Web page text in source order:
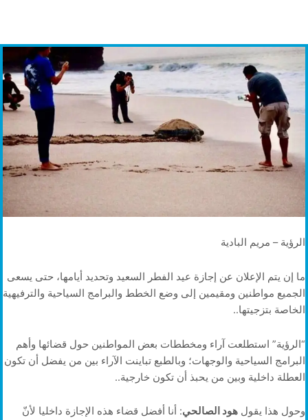
الرؤية – مريم البادية
ما إن يتم الإعلان عن إجازة عيد الفطر السعيد وتحديد أيامها، حتى يسعى
الجميع مواطنين ومقيمين إلى وضع الخطط والبرامج السياحية والترفيهية
الخاصة بتزجيتها..
“الرؤية” استطلعت آراء ومخططات بعض المواطنين حول قضائها وأهم
البرامج السياحية والوجهات؛ وبالطبع تباينت الآراء بين من يفضل أن تكون
العطلة داخلية وبين من يحبذ أن تكون خارجية..
وحول هذا يقول هود الصالحي: أنا أفضل قضاء هذه الإجازة داخليا لأنّ